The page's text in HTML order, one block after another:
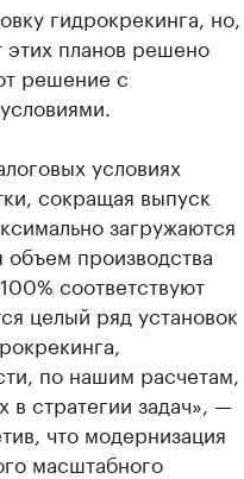
гидрокрекинга, но,
этих планов решено
решение с
условиях
сокращая выпуск
загружаются
производства
соответствуют
целый ряд установок
по нашим расчетам,
в стратегии задач», —
что модернизация
масштабного